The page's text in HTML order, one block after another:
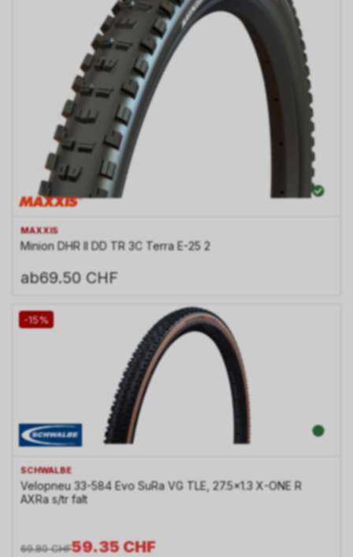
MAXXIS
Minion DHR II DD TR 3C Terra E-25 2
ab69.50 CHF
-15%
SCHWALBE
Velopneu 33-584 Evo SuRa VG TLE, 27.5x1.3 X-ONE R
AXRa s/tr falt
59.35CHF
69.80 CHF